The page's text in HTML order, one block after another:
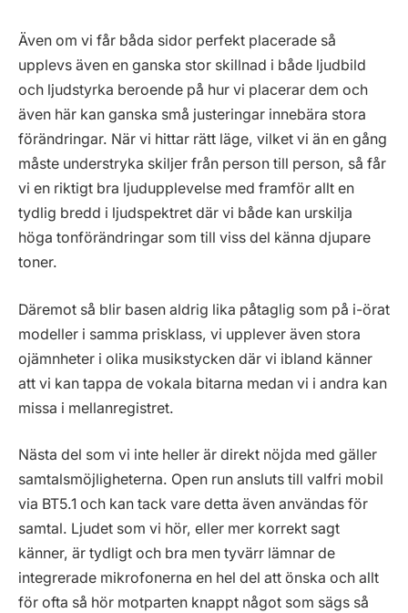
Även om vi får båda sidor perfekt placerade så
upplevs även en ganska stor skillnad i både ljudbild
och ljudstyrka beroende på hur vi placerar dem och
även här kan ganska små justeringar innebära stora
förändringar. När vi hittar rätt läge, vilket vi än en gång
måste understryka skiljer från person till person, så får
vi en riktigt bra ljudupplevelse med framför allt en
tydlig bredd i ljudspektret där vi både kan urskilja
höga tonförändringar som till viss del känna djupare
toner.
Däremot så blir basen aldrig lika påtaglig som på i-örat
modeller i samma prisklass, vi upplever även stora
ojämnheter i olika musikstycken där vi ibland känner
att vi kan tappa de vokala bitarna medan vi i andra kan
missa i mellanregistret.
Nästa del som vi inte heller är direkt nöjda med gäller
samtalsmöjligheterna. Open run ansluts till valfri mobil
via BT5.1 och kan tack vare detta även användas för
samtal. Ljudet som vi hör, eller mer korrekt sagt
känner, är tydligt och bra men tyvärr lämnar de
integrerade mikrofonerna en hel del att önska och allt
för ofta så hör motparten knappt något som sägs så